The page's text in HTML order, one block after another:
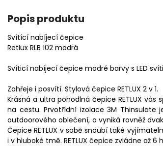
Popis produktu
Svítící nabíjecí čepice
Retlux RLB 102 modrá
Svíticí nabíjecí čepice modré barvy s LED
Zahřeje i posvítí. Stylová čepice RETLUX 2 v 1.
Krásná a ultra pohodlná čepice RETLUX
na cestu. Prvotřídní izolace 3M
outdoorového oblečení, a vyniká rovněž
Čepice RETLUX v sobě snoubí také
i v hluboké tmě. RETLUX čepice zvládne až